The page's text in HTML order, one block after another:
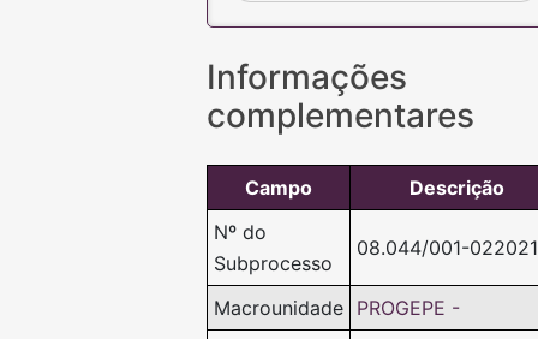
Informações
complementares
Campo
Descrição
Nº do
Subprocesso
08.044/001-022021
Macrounidade PROGEPE -